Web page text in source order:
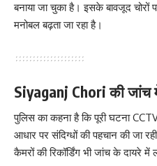
बनाया जा चुका है। इसके बावजूद चोरों
मनोबल बढ़ता जा रहा है।
Siyaganj Chori की
पुलिस का कहना है कि पूरी घटना
आधार पर संदिग्धों की पहचान की जा
कैमरों की रिकॉर्डिंग भी जांच के दायरे में